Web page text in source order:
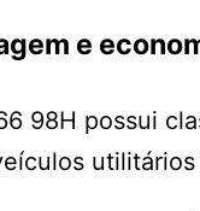
e
98H possui